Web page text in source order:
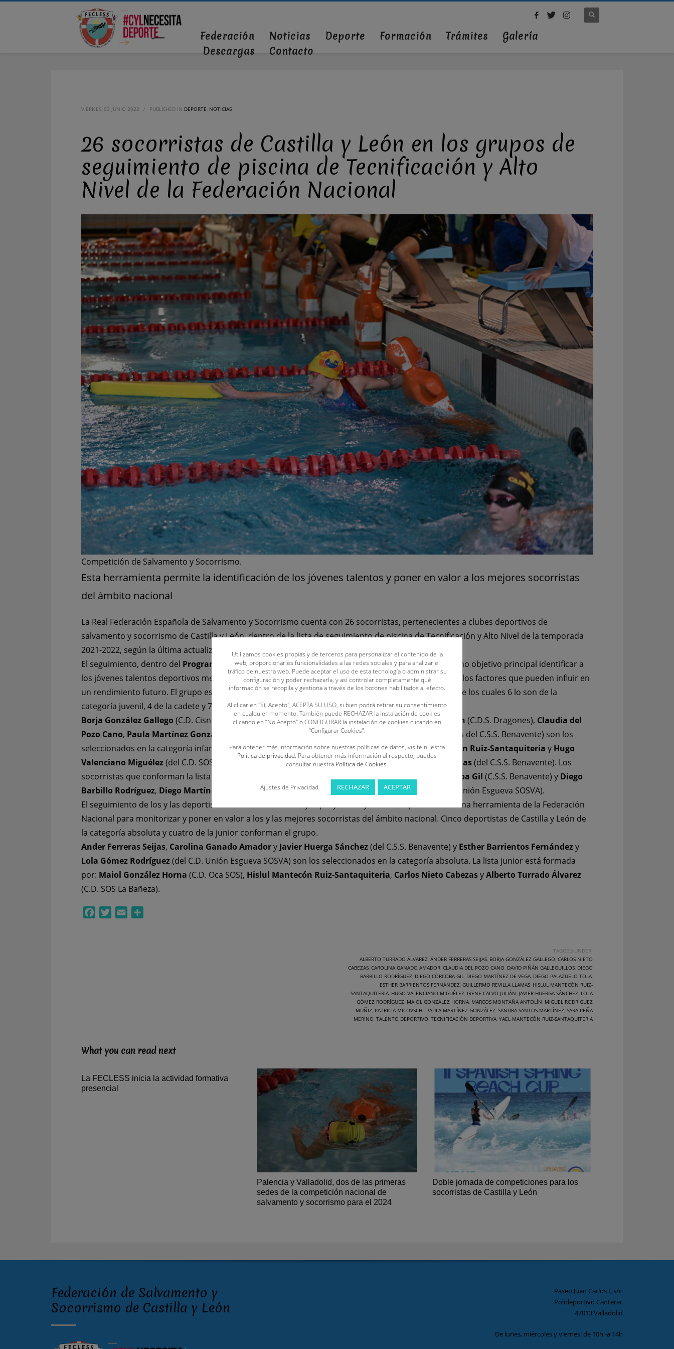
Federación Noticias Deporte Formación Trámites
Galería
Descargas
Contacto
VIERNES, 03 JUNIO 2022 / PUBLISHED IN DEPORTE, NOTICIAS
26 socorristas de Castilla y León en los grupos de
seguimiento de piscina de Tecnificación y Alto
Nivel de la Federación Nacional
Competición de Salvamento y Socorrismo.
Esta herramienta permite la identificación de los jóvenes talentos y poner en valor a los mejores socorristas
del ámbito nacional
La Real Federación Española de Salvamento y Socorrismo cuenta con 26 socorristas, pertenecientes a clubes deportivos de
salvamento y socorrismo de Castilla y León, dentro de la lista de seguimiento de piscina de Tecnificación y Alto Nivel de la temporada
2021-2022, según la última actualización del mes de mayo.
El seguimiento, dentro del Programa de Detección y Seguimiento del Talento Deportivo, tiene como objetivo principal identificar a
los jóvenes talentos deportivos mediante un proceso sistematizado en el que se valoren todos aquellos factores que pueden influir en
un rendimiento futuro. El grupo está compuesto por un total de17 socorristas de Castilla y León
, de los cuales 6 lo son de la
categoría juvenil, 4 de la cadete y 7 de la infantil.
Borja González Gallego (C.D. Cisne SOS),Sandra Santos Martínez(C.D. Oca SOS),Irene Calvo Julián (C.D.S. Dragones), Claudia del
Pozo Cano, Paula Martínez González Diego Palazuelo TolayMiguel Rodríguez Muñiz
(todos ellos del C.S.S. Benavente) son los
seleccionados en la categoría infantil. La lista de la categoría cadete está formada por:Yael Mantecón Ruiz-Santaquiteria y Hugo
Valenciano Miguélez(del C.D. SOS La Bañeza); y David Piñán GalleguillosyGuillermo Revilla Llamas(del C.S.S. Benavente). Los
socorristas que conforman la lista juvenil son:
Diego Córcoba Gil (C.S.S. Benavente) y Diego
Barbillo Rodríguez, Diego Martínez de Vega Marcos Montaña AntolínySara Peña Merino
(C.D. Unión Esgueva SOSVA).
El seguimiento de los y las deportistas de Alto Nivel con mayor proyección y talento deportivo será una herramienta de la Federación
Nacional para monitorizar y poner en valor a los y las mejores socorristas del ámbito nacional. Cinco deportistas de Castilla y León de
la categoría absoluta y cuatro de la junior conforman el grupo.
Ander Ferreras Seijas, Carolina Ganado Amadory Javier Huerga Sánchez(del C.S.S. Benavente) y Esther Barrientos Fernándezy
Lola Gómez Rodríguez(del C.D. Unión Esgueva SOSVA) son los seleccionados en la categoría absoluta. La lista junior está formada
por: Maiol González Horna (C.D. Oca SOS), Hislul Mantecón Ruiz-Santaquiteria, Carlos Nieto CabezasyAlberto Turrado Álvarez
(C.D. SOS La Bañeza).
FacebookTwitterEmail
TAGGED UNDER:
ALBERTO TURRADO ÁLVAREZ ÁNDER FERRERAS SEIJAS BORJA GONZÁLEZ GALLEGO CARLOS NIETO
CABEZAS CAROLINA GANADO AMADOR CLAUDIA DEL POZO CANO DAVID PIÑÁN GALLEGUILLOS DIEGO
BARBILLO RODRÍGUEZ DIEGO CÓRCOBA GIL DIEGO MARTÍNEZ DE VEGA DIEGO PALAZUELO TOLA
ESTHER BARRIENTOS FERNÁNDEZ GUILLERMO REVILLA LLAMAS HISLUL MANTECÓN RUIZ-
SANTAQUITERIA HUGO VALENCIANO MIGUÉLEZ IRENE CALVO JULIÁN JAVIER HUERGA SÁNCHEZ LOLA
GÓMEZ RODRÍGUEZ MAIOL GONZÁLEZ HORNA MARCOS MONTAÑA ANTOLÍN MIGUEL RODRÍGUEZ
MUÑIZ PATRICIA MICOVSCHI PAULA MARTÍNEZ GONZÁLEZ SANDRA SANTOS MARTÍNEZ SARA PEÑA
MERINO TALENTO DEPORTIVO TECNIFICACIÓN DEPORTIVA YAEL MANTECÓN RUIZ-SANTAQUITERIA
What you can read next
La FECLESS inicia la actividad formativa
presencial
Palencia y Valladolid, dos de las primeras
sedes de la competición nacional de
salvamento y socorrismo para el 2024
Doble jornada de competiciones para los
socorristas de Castilla y León
Federación de Salvamento y
Socorrismo de Castilla y León
Paseo Juan Carlos I, s/n
Polideportivo Canterac
47013 Valladolid
De lunes, miércoles y viernes: de 10h -a 14h
Utilizamos cookies propias y de terceros para personalizar el contenido de la
web, proporcionarles funcionalidades a las redes sociales y para analizar el
tráfico de nuestra web. Puede aceptar el uso de esta tecnología o administrar su
configuración y poder rechazarla, y así controlar completamente qué
información se recopila y gestiona a través de los botones habilitados al efecto.
Al clicar en "Sí, Acepto", ACEPTA SU USO, si bien podrá retirar su consentimiento
en cualquier momento. También puede RECHAZAR la instalación de cookies
clicando en “No Acepto" o CONFIGURAR la instalación de cookies clicando en
“Configurar Cookies”.
Para obtener más información sobre nuestras políticas de datos, visite nuestra
Política de privacidad. Para obtener más información al respecto, puedes
consultar nuestra Política de Cookies.
Ajustes de Privacidad RECHAZAR ACEPTAR